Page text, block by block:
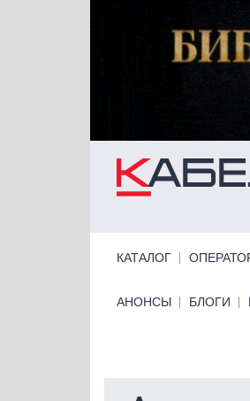
КАТАЛОГ
Primary links bottom
АНОНСЫ БЛОГИ